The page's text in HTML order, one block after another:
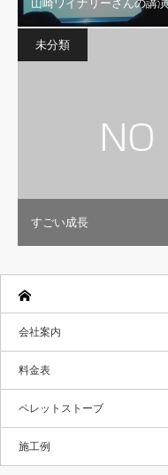
山崎ワイナリーさんの講
未分類
すごい成長
会社案内
料金表
ペレットストーブ
施工例